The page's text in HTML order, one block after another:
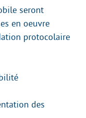
seront
en oeuvre
protocolaire
des